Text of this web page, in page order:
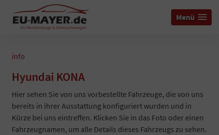
Menü
info
Hyundai KONA
Hier sehen Sie von uns vorbestellte Fahrzeuge, die von uns
bereits in ihrer Ausstattung konfiguriert wurden und in
Kürze bei uns eintreffen. Klicken Sie in das Foto oder einen
Fahrzeugnamen, um alle Details dieses Fahrzeugs zu sehen.